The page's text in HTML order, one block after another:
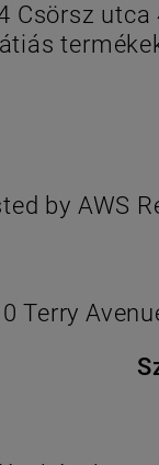
Csörsz
by AWS
Terry